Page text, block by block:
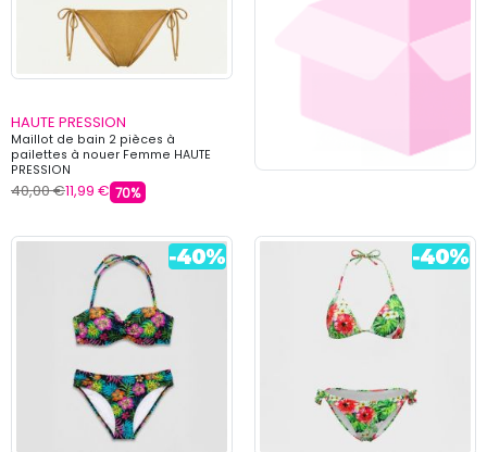
HAUTE PRESSION
Maillot de bain 2 pièces à
pailettes à nouer Femme HAUTE
PRESSION
40,00 €11,99 € 70%